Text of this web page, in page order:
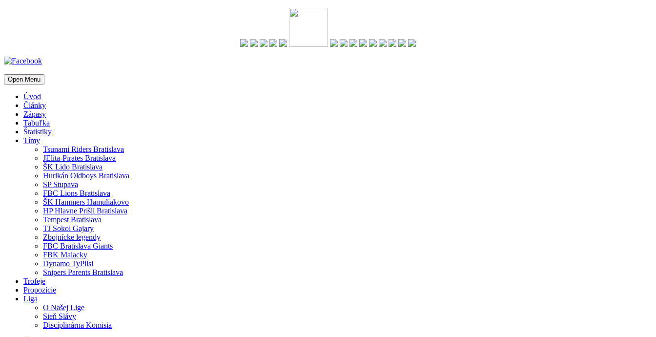
Open Menu
Úvod
Články
Zápasy
Tabuľka
Štatistiky
Tímy
Tsunami Riders Bratislava
JElita-Pirates Bratislava
ŠK Lido Bratislava
Hurikán Oldboys Bratislava
SP Stupava
FBC Lions Bratislava
ŠK Hammers Hamuliakovo
HP Hlavne Prišli Bratislava
Tempest Bratislava
TJ Sokol Gajary
Zbojnícke legendy
FBC Bratislava Giants
FBK Malacky
Dynamo TyPilsi
Snipers Parents Bratislava
Trofeje
Propozície
Liga
O Našej Lige
Sieň Slávy
Disciplinárna Komisia